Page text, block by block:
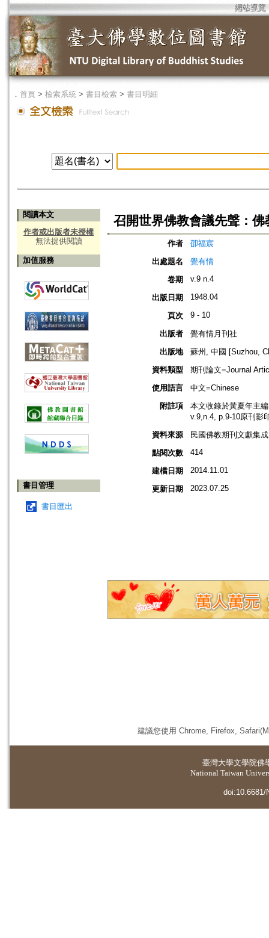
網站導覽
． 首頁 > 檢索系統 > 書目檢索 > 書目明細
閱讀本文
作者或出版者未授權
無法提供閱讀
加值服務
書目管理
書目匯出
召開世界佛教會議先聲：
作者
卲福宸
出處題名
覺有情
卷期
v.9 n.4
出版日期 1948.04
頁次 9 - 10
出版者
覺有情月刊社
出版地
蘇州, 中國 [Suzhou,
資料類型
期刊論文=Journal
使用語言
中文=Chinese
附註項
本文收錄於黃夏年主
v.9,n.4, p.9-10原刊影
資料來源
民國佛教期刊文獻集
點閱次數
414
建檔日期 2014.11.01
更新日期 2023.07.25
建議您使用 Chrome, Firefox,
臺灣大學文學院佛
National Taiwan
doi:10.6681/